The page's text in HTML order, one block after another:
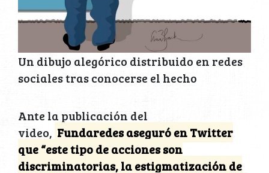
Un dibujo alegórico distribuido en redes
sociales tras conocerse el hecho
Ante la publicación del
video, Fundaredes aseguró en Twitter
que “este tipo de acciones son
discriminatorias, la estigmatización de